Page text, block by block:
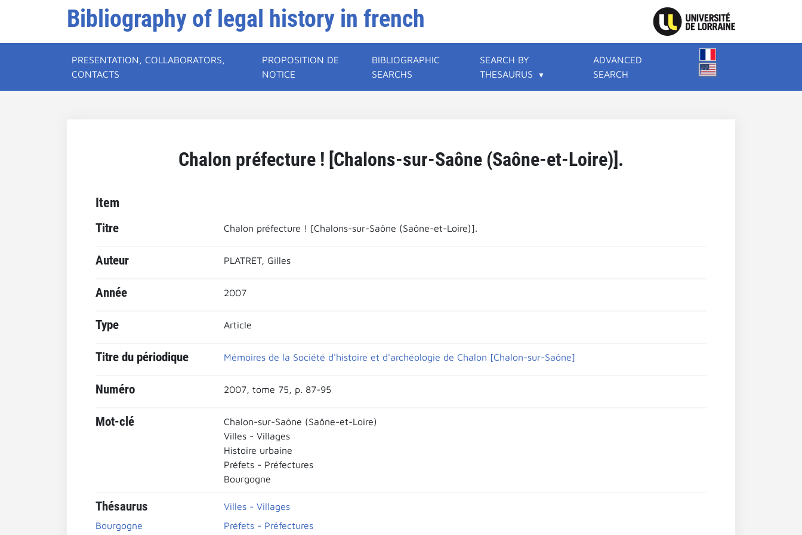
Bibliography of legal history in french
PRESENTATION, COLLABORATORS,
CONTACTS
PROPOSITION DE
NOTICE
BIBLIOGRAPHIC
SEARCHS
SEARCH BY
THESAURUS
ADVANCED
SEARCH
Chalon préfecture ! [Chalons-sur-Saône (Saône-et-Loire)].
Item
Titre Chalon préfecture ! [Chalons-sur-Saône (Saône-et-Loire)].
Auteur PLATRET, Gilles
Année 2007
Type Article
Titre du périodique Mémoires de la Société d'histoire et d'archéologie de Chalon [Chalon-sur-Saône]
Numéro 2007, tome 75, p. 87-95
Mot-clé
Chalon-sur-Saône (Saône-et-Loire)
Villes - Villages
Histoire urbaine
Préfets - Préfectures
Bourgogne
Thésaurus
Villes - Villages
Bourgogne
Préfets - Préfectures